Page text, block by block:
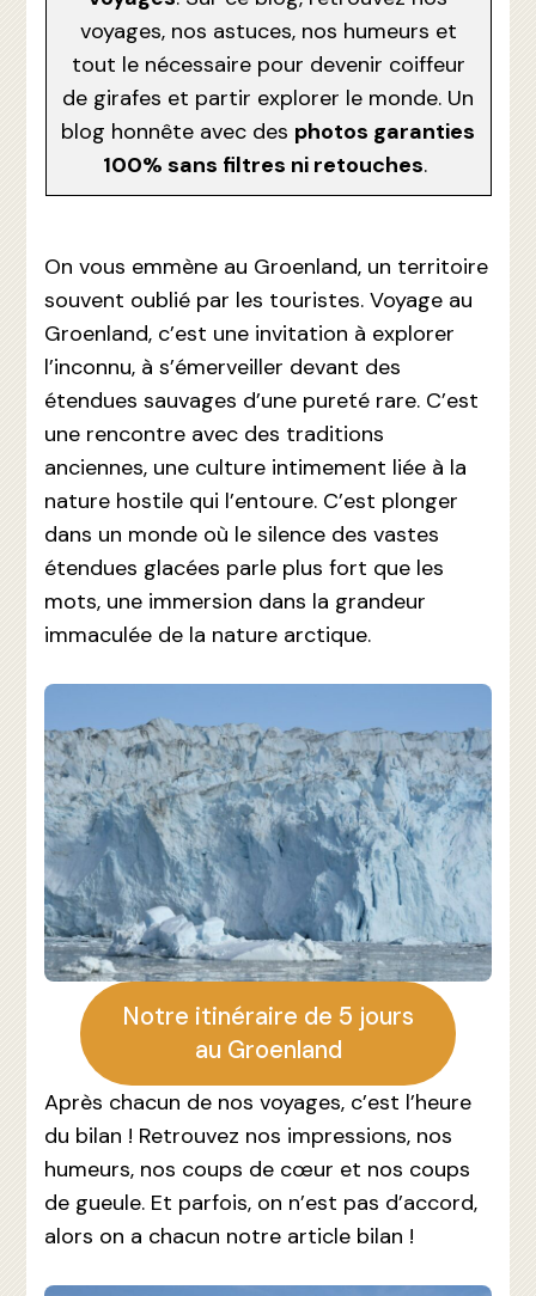
voyages, nos astuces, nos humeurs et
tout le nécessaire pour devenir coiffeur
de girafes et partir explorer le monde. Un
blog honnête avec des photos garanties
100% sans filtres ni retouches.
On vous emmène au Groenland, un territoire
souvent oublié par les touristes. Voyage au
Groenland, c’est une invitation à explorer
l’inconnu, à s’émerveiller devant des
étendues sauvages d’une pureté rare. C’est
une rencontre avec des traditions
anciennes, une culture intimement liée à la
nature hostile qui l’entoure. C’est plonger
dans un monde où le silence des vastes
étendues glacées parle plus fort que les
mots, une immersion dans la grandeur
immaculée de la nature arctique.
Notre itinéraire de 5 jours
au Groenland
Après chacun de nos voyages, c’est l’heure
du bilan ! Retrouvez nos impressions, nos
humeurs, nos coups de cœur et nos coups
de gueule. Et parfois, on n’est pas d’accord,
alors on a chacun notre article bilan !